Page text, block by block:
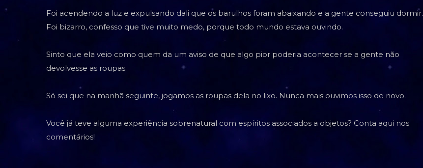
Foi acendendo a luz e expulsando dali que os barulhos foram abaixando e a gente conseguiu dormir.
Foi bizarro, confesso que tive muito medo, porque todo mundo estava ouvindo.
Sinto que ela veio como quem da um aviso de que algo pior poderia acontecer se a gente não
devolvesse as roupas.
Só sei que na manhã seguinte, jogamos as roupas dela no lixo. Nunca mais ouvimos isso de novo.
Você já teve alguma experiência sobrenatural com espíritos associados a objetos? Conta aqui nos
comentários!